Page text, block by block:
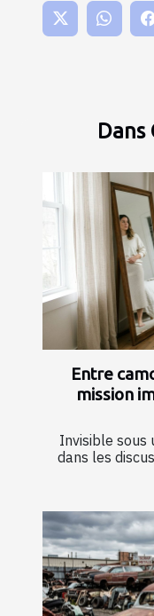
Entre
mission
Invisible sous
dans les